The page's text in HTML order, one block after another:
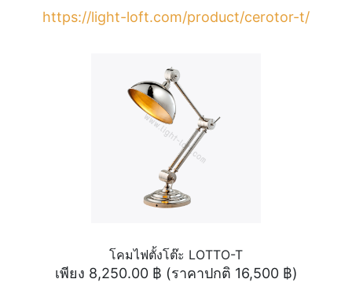
https://light-loft.com/product/cerotor-t/
โคมไฟตั้งโต๊ะ LOTTO-T
เพียง 8,250.00 ฿ (ราคาปกติ 16,500 ฿)